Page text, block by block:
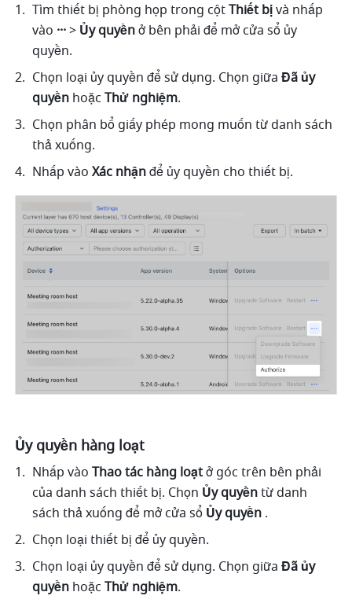
Tìm thiết bị phòng họp trong cột Thiết bị và nhấp
vào ··· > Ủy quyền ở bên phải để mở cửa sổ ủy
quyền.
Chọn loại ủy quyền để sử dụng. Chọn giữa Đã ủy
quyền hoặc Thử nghiệm.
Chọn phân bổ giấy phép mong muốn từ danh sách
thả xuống.
Nhấp vào Xác nhận để ủy quyền cho thiết bị.
Ủy quyền hàng loạt
Nhấp vào Thao tác hàng loạt ở góc trên bên phải
của danh sách thiết bị. Chọn Ủy quyền từ danh
sách thả xuống để mở cửa sổ Ủy quyền .
Chọn loại thiết bị để ủy quyền.
Chọn loại ủy quyền để sử dụng. Chọn giữa Đã ủy
quyền hoặc Thử nghiệm.